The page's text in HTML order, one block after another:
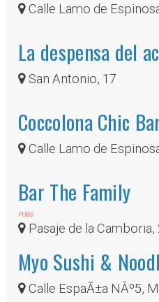
Calle Lamo de
La despensa del
San Antonio, 17
Coccolona Chic
Calle Lamo de
Bar The Family
PUBS
Pasaje de la Camboria,
Myo Sushi &
Calle EspaÃ±a NÂº5,